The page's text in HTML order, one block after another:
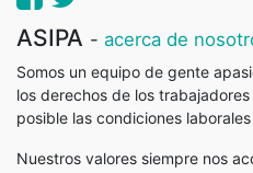
ASIPA - acerca de
Somos un equipo de gente
los derechos de los
posible las condiciones
Nuestros valores siempre nos